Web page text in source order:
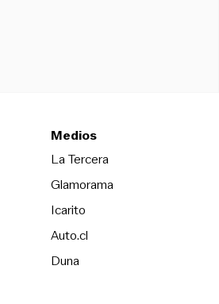
Medios
La TerceraOpens in new
Glamorama
Icarito
Auto.cl
DunaOpens in new window